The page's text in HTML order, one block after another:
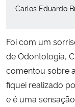
Carlos Eduardo
Foi com um
de Odontologia,
comentou sobre
fiquei realizado
e é uma